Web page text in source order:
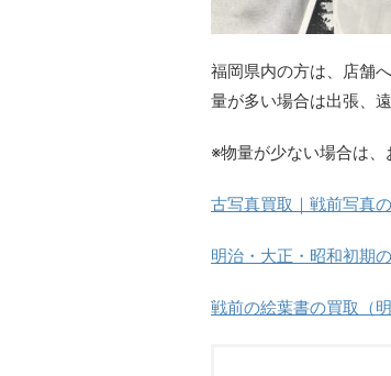
福岡県内の方は、店舗
量が多い場合は出張、
※物量が少ない場合は、
古写真買取｜戦前写真
明治・大正・昭和初期
戦前の絵葉書の買取（